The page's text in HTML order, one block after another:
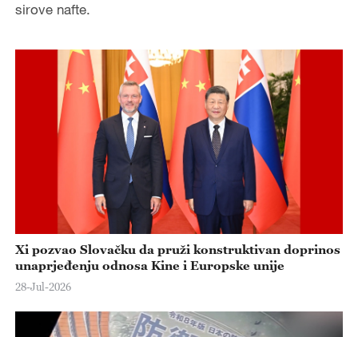
sirove nafte.
Xi pozvao Slovačku da pruži konstruktivan doprinos
unaprjeđenju odnosa Kine i Europske unije
28-Jul-2026